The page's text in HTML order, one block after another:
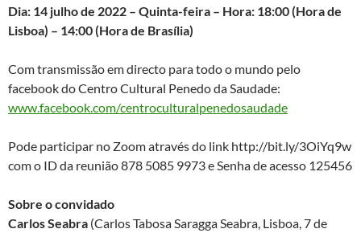
Dia: 14 julho de 2022 – Quinta-feira – Hora: 18:00 (Hora de
Lisboa) – 14:00 (Hora de Brasília)
Com transmissão em directo para todo o mundo pelo
facebook do Centro Cultural Penedo da Saudade:
www.facebook.com/centroculturalpenedosaudade
Pode participar no Zoom através do link http://bit.ly/3OiYq9w
com o ID da reunião 878 5085 9973 e Senha de acesso 125456
Sobre o convidado
Carlos Seabra (Carlos Tabosa Saragga Seabra, Lisboa, 7 de